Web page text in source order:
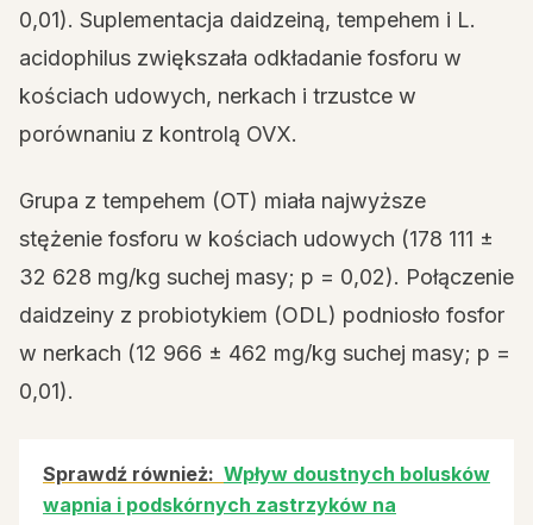
0,01). Suplementacja daidzeiną, tempehem i L.
acidophilus zwiększała odkładanie fosforu w
kościach udowych, nerkach i trzustce w
porównaniu z kontrolą OVX.
Grupa z tempehem (OT) miała najwyższe
stężenie fosforu w kościach udowych (178 111 ±
32 628 mg/kg suchej masy; p = 0,02). Połączenie
daidzeiny z probiotykiem (ODL) podniosło fosfor
w nerkach (12 966 ± 462 mg/kg suchej masy; p =
0,01).
Sprawdź również: Wpływ doustnych bolusków
wapnia i podskórnych zastrzyków na